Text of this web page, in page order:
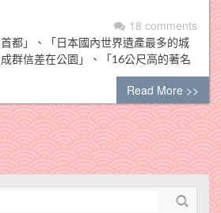
18 comments
首都」、「日本國內世界遺產最多的城
群信差在公園」、「16公尺高的著名
Read More >>